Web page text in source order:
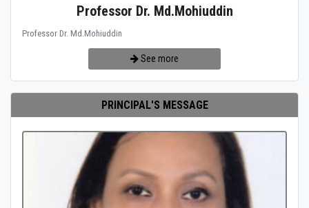
Professor Dr. Md.Mohiuddin
Professor Dr. Md.Mohiuddin
See more
PRINCIPAL'S MESSAGE